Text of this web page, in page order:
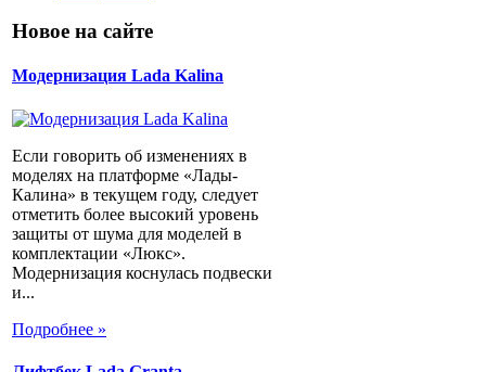
Новое на сайте
Модернизация Lada Kalina
Если говорить об изменениях в
моделях на платформе «Лады-
Калина» в текущем году, следует
отметить более высокий уровень
защиты от шума для моделей в
комплектации «Люкс».
Модернизация коснулась подвески
и...
Подробнее »